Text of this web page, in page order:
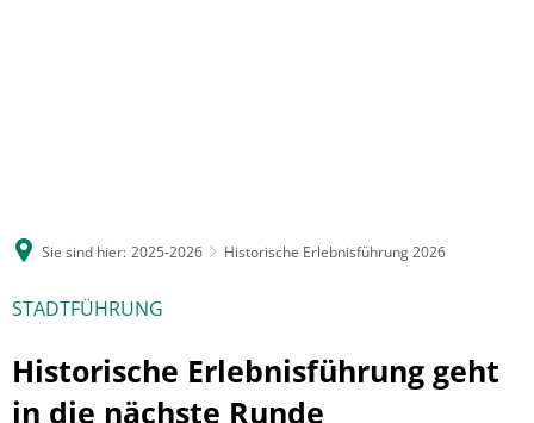
Sie sind hier: 2025-2026 Historische Erlebnisführung 2026
STADTFÜHRUNG
Historische Erlebnisführung geht
in die nächste Runde